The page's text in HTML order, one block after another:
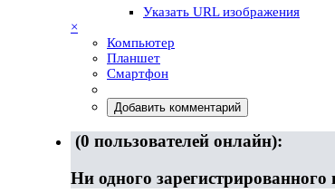
Указать URL изображения
×
Компьютер
Планшет
Смартфон
Добавить комментарий
(0 пользователей онлайн):
Ни одного